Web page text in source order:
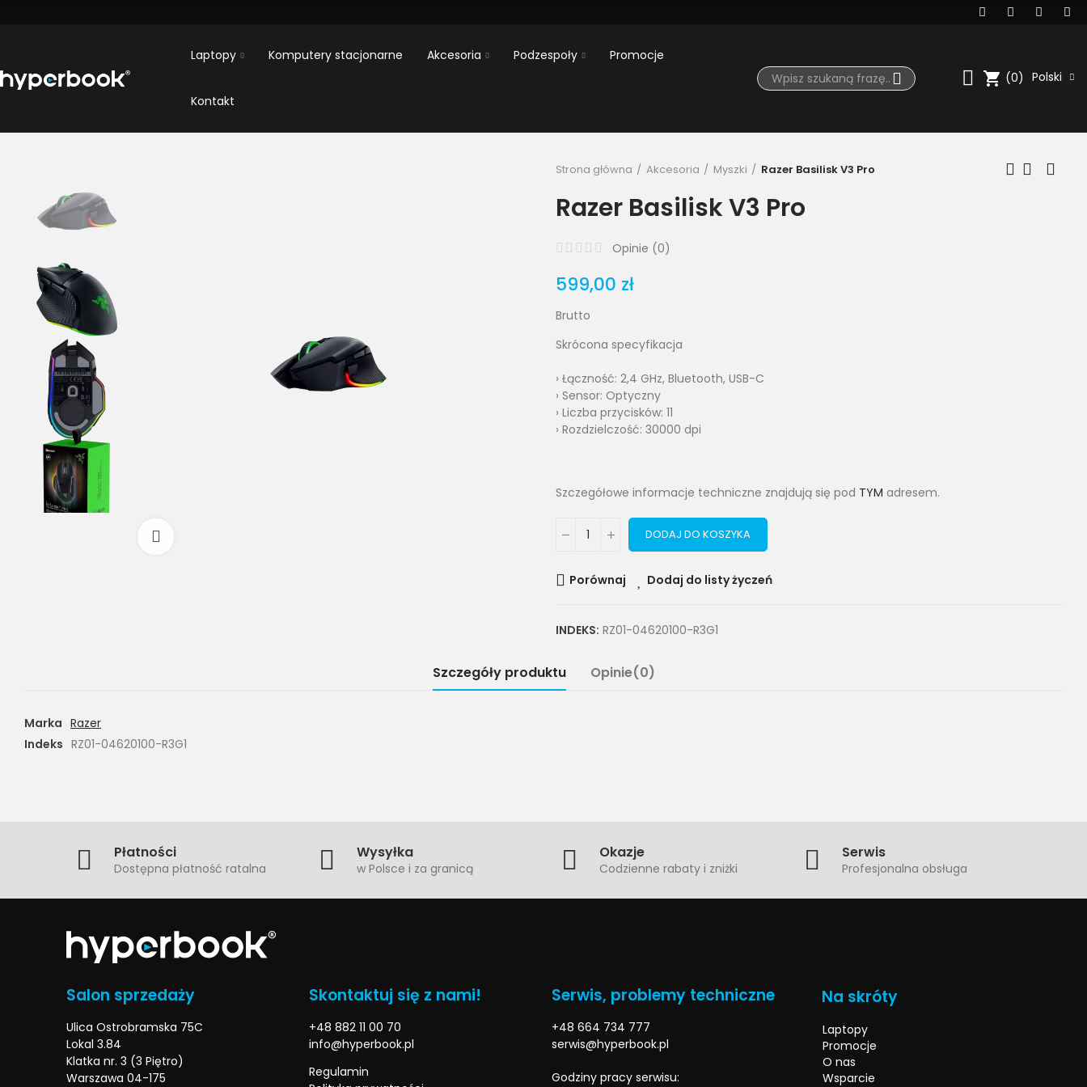
Laptopy Komputery stacjonarne Akcesoria Podzespoły Promocje
Kontakt
shopping_cart (0) Polski
Strona główna Akcesoria Myszki Razer Basilisk V3 Pro
Razer Basilisk V3 Pro
Opinie (0)
599,00 zł
Brutto
Skrócona specyfikacja
› Łączność: 2,4 GHz, Bluetooth, USB-C
› Sensor: Optyczny
› Liczba przycisków: 11
› Rozdzielczość: 30000 dpi
Szczegółowe informacje techniczne znajdują się pod TYM adresem.
DODAJ DO KOSZYKA
Porównaj Dodaj do listy życzeń
INDEKS: RZ01-04620100-R3G1
Szczegóły produktu Opinie(0)
Marka Razer
Indeks RZ01-04620100-R3G1
Płatności
Dostępna płatność ratalna
Wysyłka
w Polsce i za granicą
Okazje
Codzienne rabaty i zniżki
Serwis
Profesjonalna obsługa
Salon sprzedaży
Ulica Ostrobramska 75C
Lokal 3.84
Klatka nr. 3 (3 Piętro)
Warszawa 04-175
Skontaktuj się z nami!
+48 882 11 00 70
info@hyperbook.pl
Regulamin
Serwis, problemy techniczne
+48 664 734 777
serwis@hyperbook.pl
Godziny pracy serwisu:
Na skróty
Laptopy
Promocje
O nas
Wsparcie